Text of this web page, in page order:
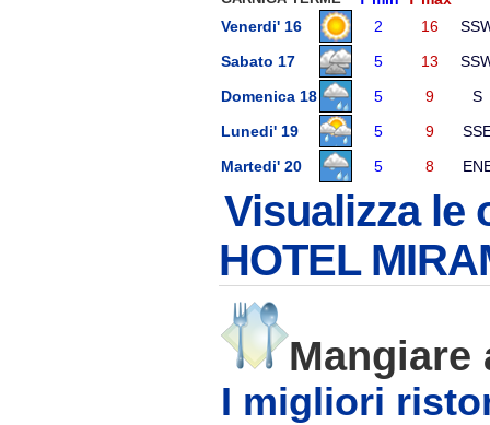
Venerdi' 16
2 16
Sabato 17
5 13
Domenica 18
5 9
S
Lunedi' 19
5 9
Martedi' 20
5 8
Visualizza le
HOTEL
Mangiare
I migliori